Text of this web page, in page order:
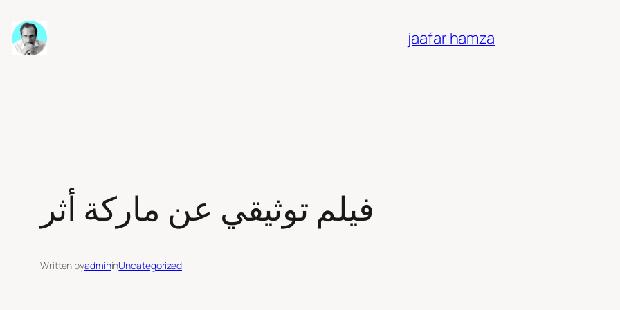
Skip
to
content
jaafar hamza
فيلم توثيقي عن ماركة أثر
Written byadmininUncategorized